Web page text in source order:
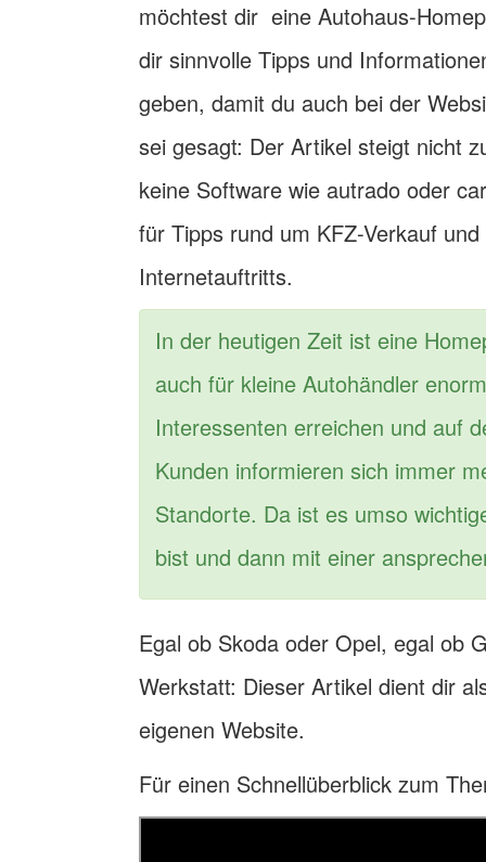
möchtest dir eine Autohaus-
dir sinnvolle Tipps und
geben, damit du auch bei der
sei gesagt: Der Artikel steigt nicht
keine Software wie autrado oder
für Tipps rund um KFZ-Verkauf
Internetauftritts.
In der heutigen Zeit ist eine
auch für kleine Autohändler
Interessenten erreichen und auf
Kunden informieren sich immer
Standorte. Da ist es umso
bist und dann mit einer
Egal ob Skoda oder Opel, egal ob
Werkstatt: Dieser Artikel dient dir
eigenen Website.
Für einen Schnellüberblick zum